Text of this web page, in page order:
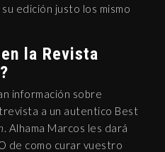
edición justo los mismo
la Revista
?
información sobre
a un autentico Best
. Alhama Marcos les dará
de como curar vuestro